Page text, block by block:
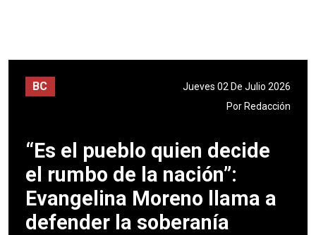
BC
Jueves 02 De Julio 2026
Por Redacción
“Es el pueblo quien decide
el rumbo de la nación”:
Evangelina Moreno llama a
defender la soberanía